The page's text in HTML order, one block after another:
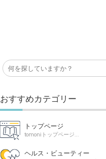
おすすめカテゴリー
トップページ
tomoniトップページ...
ヘルス・ビューティー